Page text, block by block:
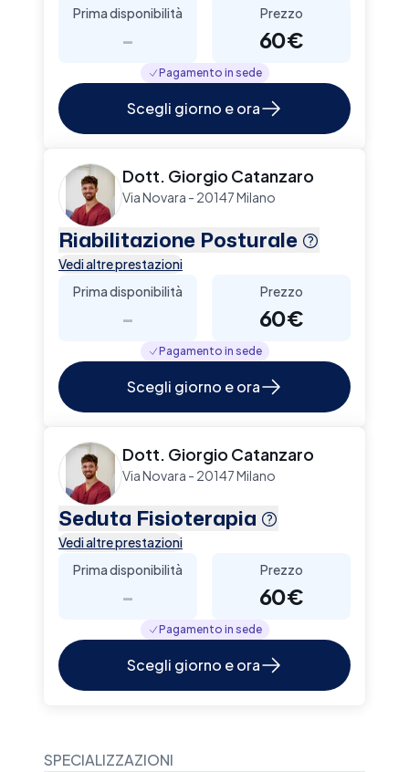
Prima disponibilità
-
Prezzo
60€
Pagamento in sede
Scegli giorno e ora
Dott. Giorgio Catanzaro
Via Novara - 20147 Milano
Riabilitazione Posturale
Vedi altre prestazioni
Prima disponibilità
-
Prezzo
60€
Pagamento in sede
Scegli giorno e ora
Dott. Giorgio Catanzaro
Via Novara - 20147 Milano
Seduta Fisioterapia
Vedi altre prestazioni
Prima disponibilità
-
Prezzo
60€
Pagamento in sede
Scegli giorno e ora
SPECIALIZZAZIONI